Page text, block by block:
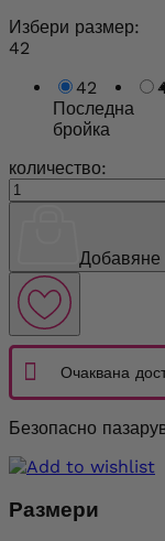
Избери размер:
42
42
Последна
бройка
количество:
Добавяне
Очаквана
Безопасно
Размери